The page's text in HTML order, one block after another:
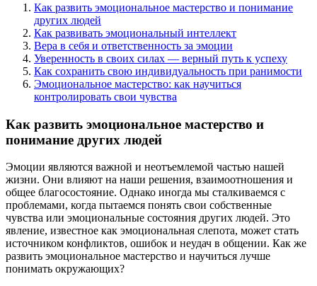
Как развить эмоциональное мастерство и понимание
других людей
Как развивать эмоциональный интеллект
Вера в себя и ответственность за эмоции
Уверенность в своих силах — верный путь к успеху
Как сохранить свою индивидуальность при ранимости
Эмоциональное мастерство: как научиться
контролировать свои чувства
Как развить эмоциональное мастерство и
понимание других людей
Эмоции являются важной и неотъемлемой частью нашей
жизни. Они влияют на наши решения, взаимоотношения и
общее благосостояние. Однако иногда мы сталкиваемся с
проблемами, когда пытаемся понять свои собственные
чувства или эмоциональные состояния других людей. Это
явление, известное как эмоциональная слепота, может стать
источником конфликтов, ошибок и неудач в общении. Как же
развить эмоциональное мастерство и научиться лучше
понимать окружающих?